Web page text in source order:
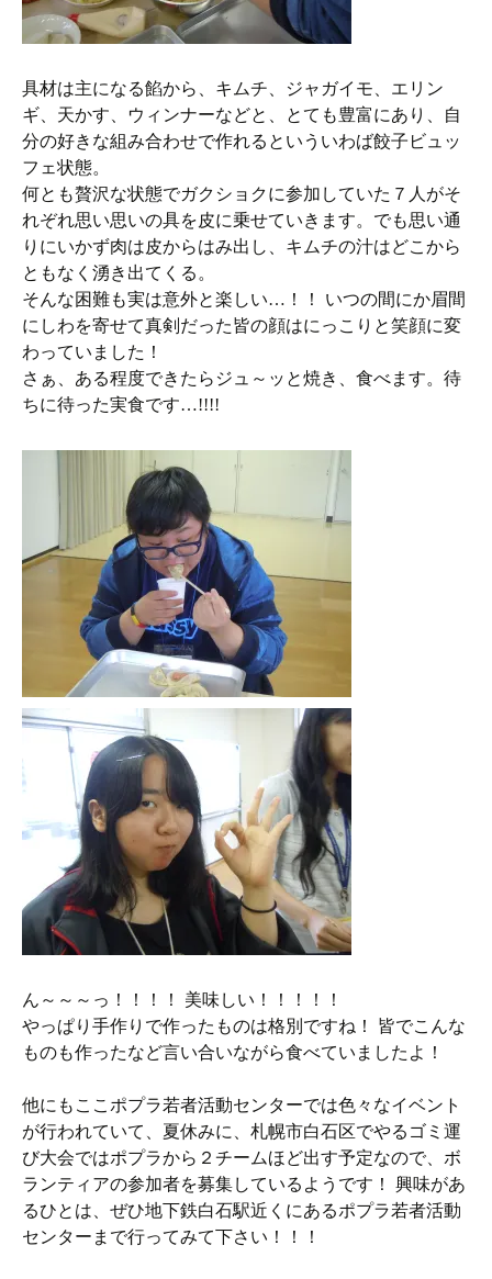
具材は主になる餡から、キムチ、ジャガイモ、エリン
ギ、天かす、ウィンナーなどと、とても豊富にあり、自
分の好きな組み合わせで作れるといういわば餃子ビュッ
フェ状態。
何とも贅沢な状態でガクショクに参加していた７人がそ
れぞれ思い思いの具を皮に乗せていきます。でも思い通
りにいかず肉は皮からはみ出し、キムチの汁はどこから
ともなく湧き出てくる。
そんな困難も実は意外と楽しい…！！ いつの間にか眉間
にしわを寄せて真剣だった皆の顔はにっこりと笑顔に変
わっていました！
さぁ、ある程度できたらジュ～ッと焼き、食べます。待
ちに待った実食です…!!!!
ん～～～っ！！！！ 美味しい！！！！！
やっぱり手作りで作ったものは格別ですね！ 皆でこんな
ものも作ったなど言い合いながら食べていましたよ！
他にもここポプラ若者活動センターでは色々なイベント
が行われていて、夏休みに、札幌市白石区でやるゴミ運
び大会ではポプラから２チームほど出す予定なので、ボ
ランティアの参加者を募集しているようです！ 興味があ
るひとは、ぜひ地下鉄白石駅近くにあるポプラ若者活動
センターまで行ってみて下さい！！！